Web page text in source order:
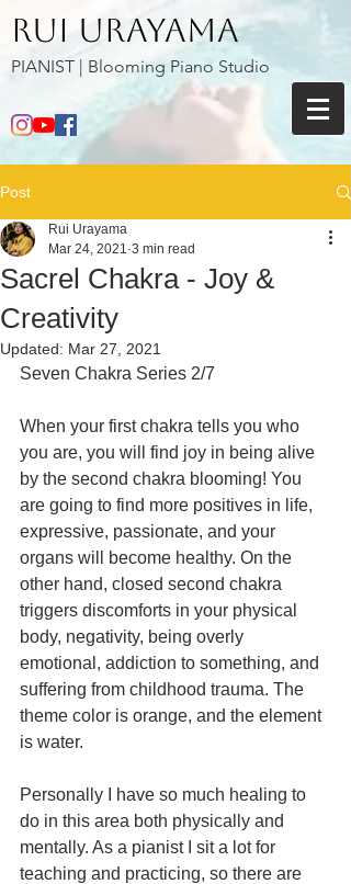
​Rui Urayama
PIANIST | Blooming Piano Studio
Post
Sacrel Chakra - Joy &
Creativity
Rui Urayama
Mar 24, 2021 3 min read
Updated: Mar 27, 2021
Seven Chakra Series 2/7
When your first chakra tells you who
you are, you will find joy in being alive
by the second chakra blooming! You
are going to find more positives in life,
expressive, passionate, and your
organs will become healthy. On the
other hand, closed second chakra
triggers discomforts in your physical
body, negativity, being overly
emotional, addiction to something, and
suffering from childhood trauma. The
theme color is orange, and the element
is water.
Personally I have so much healing to
do in this area both physically and
mentally. As a pianist I sit a lot for
teaching and practicing, so there are